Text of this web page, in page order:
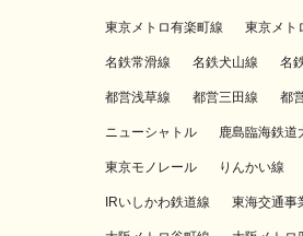
東京メトロ有楽町線 東京メト
名鉄常滑線 名鉄犬山線 名
都営浅草線 都営三田線 都
ニューシャトル 鹿島臨海鉄道
東京モノレール りんかい線
IRいしかわ鉄道線 東海交通事